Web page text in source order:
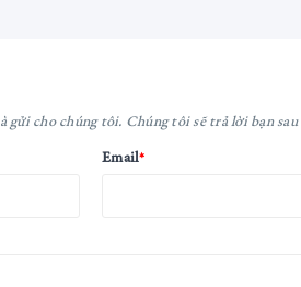
cho chúng tôi. Chúng tôi sẽ trả lời bạn
Email*